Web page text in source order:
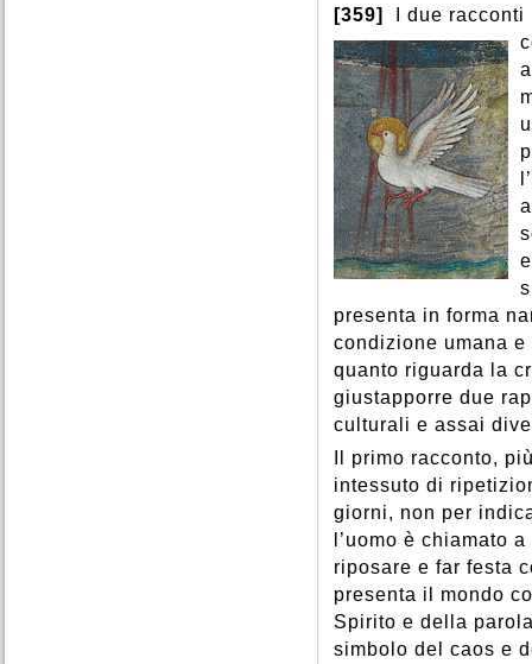
[359]
I due
presenta in forma
condizione umana
quanto riguarda la
giustapporre due
culturali e assai
Il primo racconto,
intessuto di
giorni, non per
l’uomo è chiamato
riposare e far festa
presenta il mondo
Spirito e della
simbolo del caos e